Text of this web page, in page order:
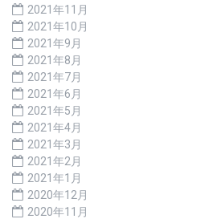
2021年11月
2021年10月
2021年9月
2021年8月
2021年7月
2021年6月
2021年5月
2021年4月
2021年3月
2021年2月
2021年1月
2020年12月
2020年11月